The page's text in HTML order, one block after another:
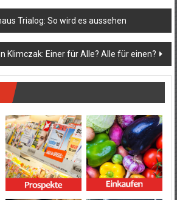
Trialog: So wird es aussehen
Klimczak: Einer für Alle? Alle für einen?